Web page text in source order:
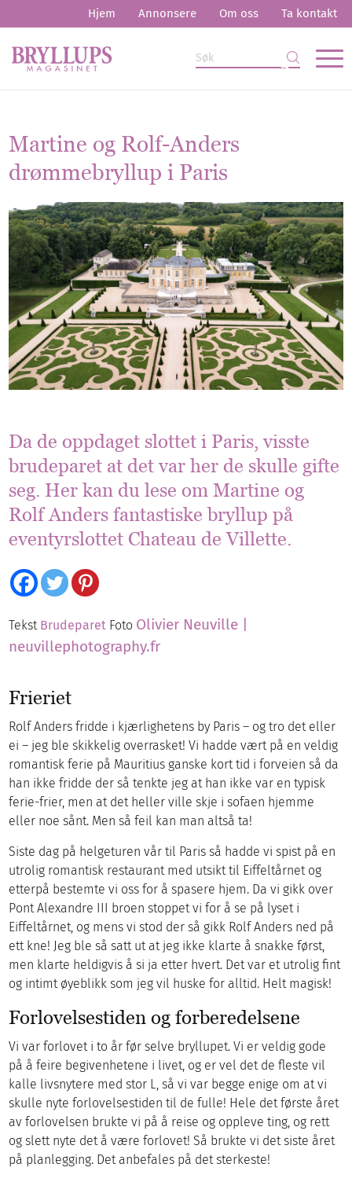
Hjem Annonsere Om oss Ta kontakt
Martine og Rolf-Anders
drømmebryllup i Paris
Da de oppdaget slottet i Paris, visste
brudeparet at det var her de skulle gifte
seg. Her kan du lese om Martine og
Rolf Anders fantastiske bryllup på
eventyrslottet Chateau de Villette.
Tekst Brudeparet Foto Olivier Neuville |
neuvillephotography.fr
Frieriet
Rolf Anders fridde i kjærlighetens by Paris – og tro det eller
ei – jeg ble skikkelig overrasket! Vi hadde vært på en veldig
romantisk ferie på Mauritius ganske kort tid i forveien så da
han ikke fridde der så tenkte jeg at han ikke var en typisk
ferie-frier, men at det heller ville skje i sofaen hjemme
eller noe sånt. Men så feil kan man altså ta!
Siste dag på helgeturen vår til Paris så hadde vi spist på en
utrolig romantisk restaurant med utsikt til Eiffeltårnet og
etterpå bestemte vi oss for å spasere hjem. Da vi gikk over
Pont Alexandre III broen stoppet vi for å se på lyset i
Eiffeltårnet, og mens vi stod der så gikk Rolf Anders ned på
ett kne! Jeg ble så satt ut at jeg ikke klarte å snakke først,
men klarte heldigvis å si ja etter hvert. Det var et utrolig fint
og intimt øyeblikk som jeg vil huske for alltid. Helt magisk!
Forlovelsestiden og forberedelsene
Vi var forlovet i to år før selve bryllupet. Vi er veldig gode
på å feire begivenhetene i livet, og er vel det de fleste vil
kalle livsnytere med stor L, så vi var begge enige om at vi
skulle nyte forlovelsestiden til de fulle! Hele det første året
av forlovelsen brukte vi på å reise og oppleve ting, og rett
og slett nyte det å være forlovet! Så brukte vi det siste året
på planlegging. Det anbefales på det sterkeste!